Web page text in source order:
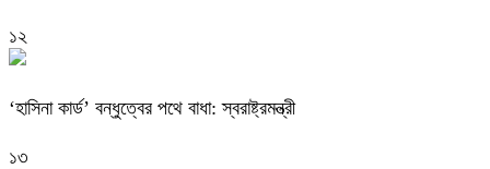
১২
‘হাসিনা কার্ড’ বন্ধুত্বের পথে বাধা: স্বরাষ্ট্রমন্ত্রী
১৩